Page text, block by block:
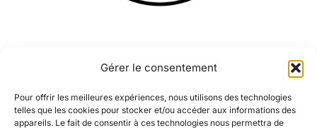
Gérer le consentement
Pour offrir les meilleures expériences, nous utilisons des technologies
telles que les cookies pour stocker et/ou accéder aux informations des
appareils. Le fait de consentir à ces technologies nous permettra de